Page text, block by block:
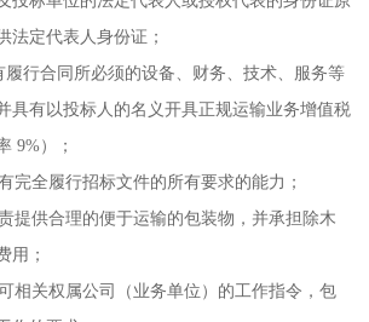
法定代表人身份证；
行合同所必须的设备、财务、技术、服务等
具有以投标人的名义开具正规运输业务增值税
9%）；
完全履行招标文件的所有要求的能力；
提供合理的便于运输的包装物，并承担除木
用；
相关权属公司（业务单位）的工作指令，包